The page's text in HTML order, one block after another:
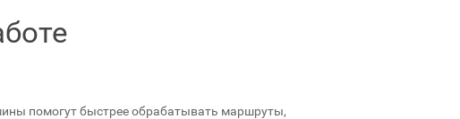
помогут быстрее обрабатывать маршруты,